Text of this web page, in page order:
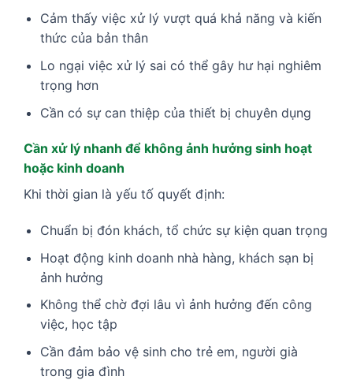
Cảm thấy việc xử lý vượt quá khả năng và kiến
thức của bản thân
Lo ngại việc xử lý sai có thể gây hư hại nghiêm
trọng hơn
Cần có sự can thiệp của thiết bị chuyên dụng
Cần xử lý nhanh để không ảnh hưởng sinh hoạt
hoặc kinh doanh
Khi thời gian là yếu tố quyết định:
Chuẩn bị đón khách, tổ chức sự kiện quan trọng
Hoạt động kinh doanh nhà hàng, khách sạn bị
ảnh hưởng
Không thể chờ đợi lâu vì ảnh hưởng đến công
việc, học tập
Cần đảm bảo vệ sinh cho trẻ em, người già
trong gia đình